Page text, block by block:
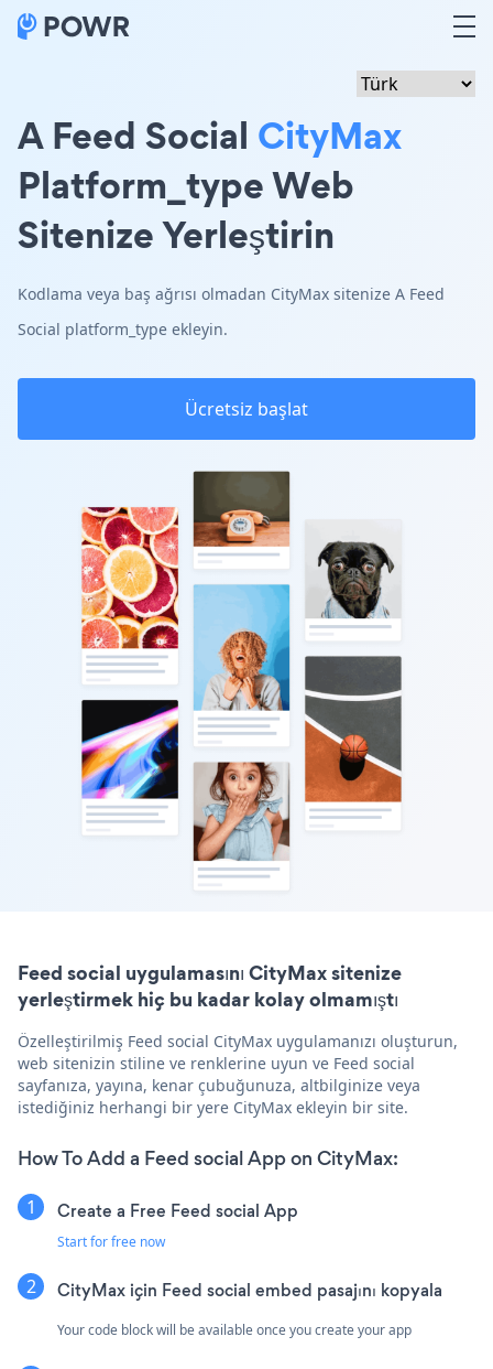
A Feed Social CityMax
Platform_type Web
Sitenize Yerleştirin
Kodlama veya baş ağrısı olmadan CityMax sitenize A Feed
Social platform_type ekleyin.
Ücretsiz başlat
Feed social uygulamasını CityMax sitenize
yerleştirmek hiç bu kadar kolay olmamıştı
Özelleştirilmiş Feed social CityMax uygulamanızı oluşturun,
web sitenizin stiline ve renklerine uyun ve Feed social
sayfanıza, yayına, kenar çubuğunuza, altbilginize veya
istediğiniz herhangi bir yere CityMax ekleyin bir site.
How To Add a Feed social App on CityMax:
Create a Free Feed social App
Start for free now
CityMax için Feed social embed pasajını kopyala
Your code block will be available once you create your app